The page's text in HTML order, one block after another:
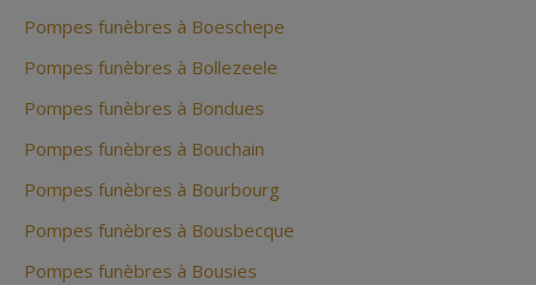
Pompes funèbres à Boeschepe
Pompes funèbres à Bollezeele
Pompes funèbres à Bondues
Pompes funèbres à Bouchain
Pompes funèbres à Bourbourg
Pompes funèbres à Bousbecque
Pompes funèbres à Bousies